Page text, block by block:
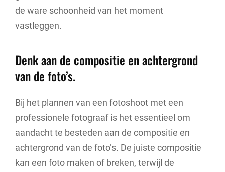
de ware schoonheid van het moment
vastleggen.
Denk aan de compositie en achtergrond
van de foto’s.
Bij het plannen van een fotoshoot met een
professionele fotograaf is het essentieel om
aandacht te besteden aan de compositie en
achtergrond van de foto’s. De juiste compositie
kan een foto maken of breken, terwijl de